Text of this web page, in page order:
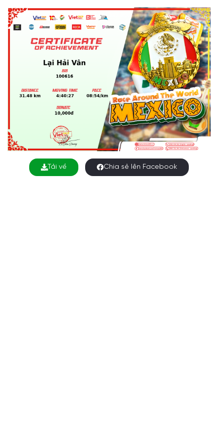
Tải về Chia sẻ lên Facebook